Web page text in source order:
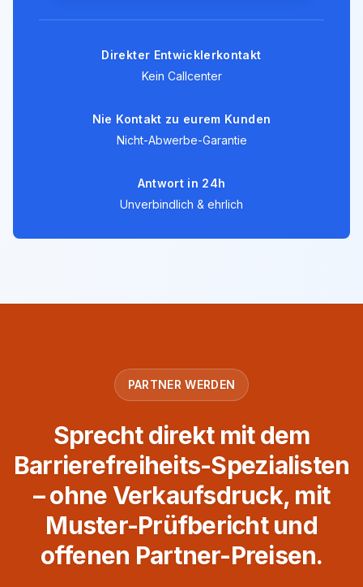
Direkter Entwicklerkontakt
Kein Callcenter
Nie Kontakt zu eurem Kunden
Nicht-Abwerbe-Garantie
Antwort in 24h
Unverbindlich & ehrlich
PARTNER WERDEN
Sprecht direkt mit dem
Barrierefreiheits-Spezialisten
– ohne Verkaufsdruck, mit
Muster-Prüfbericht und
offenen Partner-Preisen.